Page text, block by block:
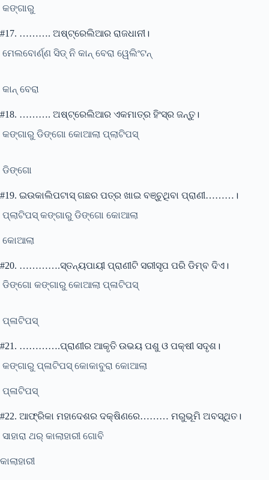
କଙ୍ଗାରୁ
#17. ………. ଅଷ୍ଟ୍ରେଲିଆର ରାଜଧାନୀ।
ମେଲବୋର୍ଣ୍ଣ ସିଡ୍ ନି କାନ୍ ବେରା ୱେଲିଂଟନ୍
କାନ୍ ବେରା
#18. ………. ଅଷ୍ଟ୍ରେଲିଆର ଏକମାତ୍ର ହିଂସ୍ର ଜନ୍ତୁ।
କଙ୍ଗାରୁ ଡିଙ୍ଗୋ କୋଆଲା ପ୍ଲାଟିପସ୍
ଡିଙ୍ଗୋ
#19. ଇଉକାଲିପଟାସ୍ ଗଛର ପତ୍ର ଖାଇ ବଞ୍ଚୁଥିବା ପ୍ରାଣୀ………।
ପ୍ଲାଟିପସ୍ କଙ୍ଗାରୁ ଡିଙ୍ଗୋ କୋଆଲା
କୋଆଲା
#20. ………….ସ୍ତନ୍ୟପାୟୀ ପ୍ରାଣୀଟି ସରୀସୃପ ପରି ଡିମ୍ବ ଦିଏ।
ଡିଙ୍ଗୋ କଙ୍ଗାରୁ କୋଆଲା ପ୍ଳାଟିପସ୍
ପ୍ଳାଟିପସ୍
#21. ………….ପ୍ରାଣୀର ଆକୃତି ଉଭୟ ପଶୁ ଓ ପକ୍ଷୀ ସଦୃଶ।
କଙ୍ଗାରୁ ପ୍ଳାଟିପସ୍ କୋକାବୁରା କୋଆଲା
ପ୍ଳାଟିପସ୍
#22. ଆଫ୍ରିକା ମହାଦେଶର ଦକ୍ଷିଣରେ……… ମରୁଭୂମି ଅବସ୍ଥିତ।
ସାହାରା ଥର୍ କାଲାହାରୀ ଗୋବି
କାଲାହାରୀ